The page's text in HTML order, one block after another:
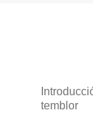
temblor